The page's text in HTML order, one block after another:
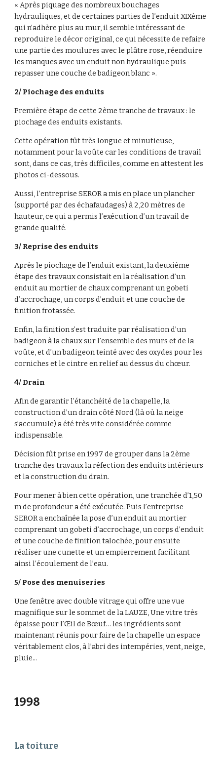
« Après piquage des nombreux bouchages
hydrauliques, et de certaines parties de l’enduit XIXème
qui n’adhère plus au mur, il semble intéressant de
reproduire le décor original, ce qui nécessite de refaire
une partie des moulures avec le plâtre rose, réenduire
les manques avec un enduit non hydraulique puis
repasser une couche de badigeon blanc ».
2/ Piochage des enduits
Première étape de cette 2ème tranche de travaux : le
piochage des enduits existants.
Cette opération fût très longue et minutieuse,
notamment pour la voûte car les conditions de travail
sont, dans ce cas, très difficiles, comme en attestent les
photos ci-dessous.
Aussi, l’entreprise SEROR a mis en place un plancher
(supporté par des échafaudages) à 2,20 mètres de
hauteur, ce qui a permis l’exécution d’un travail de
grande qualité.
3/ Reprise des enduits
Après le piochage de l’enduit existant, la deuxième
étape des travaux consistait en la réalisation d’un
enduit au mortier de chaux comprenant un gobeti
d’accrochage, un corps d’enduit et une couche de
finition frotassée.
Enfin, la finition s’est traduite par réalisation d’un
badigeon à la chaux sur l’ensemble des murs et de la
voûte, et d’un badigeon teinté avec des oxydes pour les
corniches et le cintre en relief au dessus du chœur.
4/ Drain
Afin de garantir l’étanchéité de la chapelle, la
construction d’un drain côté Nord (là où la neige
s’accumule) a été très vite considérée comme
indispensable.
Décision fût prise en 1997 de grouper dans la 2ème
tranche des travaux la réfection des enduits intérieurs
et la construction du drain.
Pour mener à bien cette opération, une tranchée d’1,50
m de profondeur a été exécutée. Puis l’entreprise
SEROR a enchaînée la pose d’un enduit au mortier
comprenant un gobeti d’accrochage, un corps d’enduit
et une couche de finition talochée, pour ensuite
réaliser une cunette et un empierrement facilitant
ainsi l’écoulement de l’eau.
5/ Pose des menuiseries
Une fenêtre avec double vitrage qui offre une vue
magnifique sur le sommet de la LAUZE, Une vitre très
épaisse pour l’Œil de Bœuf… les ingrédients sont
maintenant réunis pour faire de la chapelle un espace
véritablement clos, à l’abri des intempéries, vent, neige,
pluie...
1998
La toiture